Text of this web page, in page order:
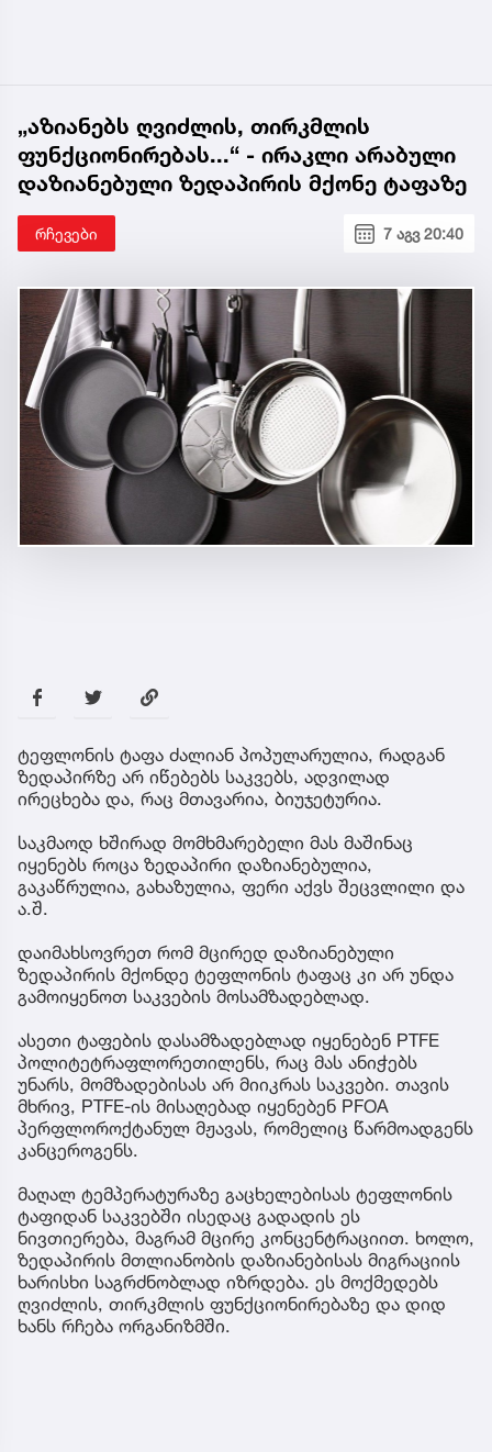
„აზიანებს ღვიძლის, თირკმლის
ფუნქციონირებას...“ - ირაკლი არაბული
დაზიანებული ზედაპირის მქონე ტაფაზე
რჩევები 7 აგვ 20:40
ტეფლონის ტაფა ძალიან პოპულარულია, რადგან
ზედაპირზე არ იწებებს საკვებს, ადვილად
ირეცხება და, რაც მთავარია, ბიუჯეტურია.
საკმაოდ ხშირად მომხმარებელი მას მაშინაც
იყენებს როცა ზედაპირი დაზიანებულია,
გაკაწრულია, გახაზულია, ფერი აქვს შეცვლილი და
ა.შ.
დაიმახსოვრეთ რომ მცირედ დაზიანებული
ზედაპირის მქონდე ტეფლონის ტაფაც კი არ უნდა
გამოიყენოთ საკვების მოსამზადებლად.
ასეთი ტაფების დასამზადებლად იყენებენ PTFE
პოლიტეტრაფლორეთილენს, რაც მას ანიჭებს
უნარს, მომზადებისას არ მიიკრას საკვები. თავის
მხრივ, PTFE-ის მისაღებად იყენებენ PFOA
პერფლოროქტანულ მჟავას, რომელიც წარმოადგენს
კანცეროგენს.
მაღალ ტემპერატურაზე გაცხელებისას ტეფლონის
ტაფიდან საკვებში ისედაც გადადის ეს
ნივთიერება, მაგრამ მცირე კონცენტრაციით. ხოლო,
ზედაპირის მთლიანობის დაზიანებისას მიგრაციის
ხარისხი საგრძნობლად იზრდება. ეს მოქმედებს
ღვიძლის, თირკმლის ფუნქციონირებაზე და დიდ
ხანს რჩება ორგანიზმში.